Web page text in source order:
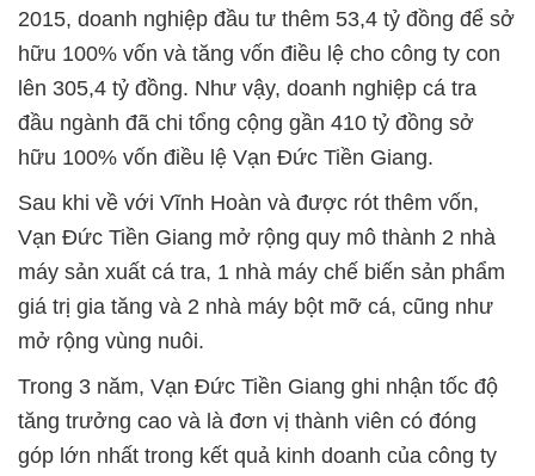
2015, doanh nghiệp đầu tư thêm 53,4 tỷ đồng để sở
hữu 100% vốn và tăng vốn điều lệ cho công ty con
lên 305,4 tỷ đồng. Như vậy, doanh nghiệp cá tra
đầu ngành đã chi tổng cộng gần 410 tỷ đồng sở
hữu 100% vốn điều lệ Vạn Đức Tiền Giang.
Sau khi về với Vĩnh Hoàn và được rót thêm vốn,
Vạn Đức Tiền Giang mở rộng quy mô thành 2 nhà
máy sản xuất cá tra, 1 nhà máy chế biến sản phẩm
giá trị gia tăng và 2 nhà máy bột mỡ cá, cũng như
mở rộng vùng nuôi.
Trong 3 năm, Vạn Đức Tiền Giang ghi nhận tốc độ
tăng trưởng cao và là đơn vị thành viên có đóng
góp lớn nhất trong kết quả kinh doanh của công ty